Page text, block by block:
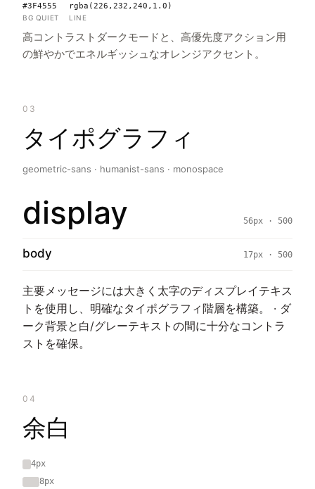
#3F4555
BG QUIET
rgba(226,232,240,1.0)
LINE
高コントラストダークモードと、高優先度アクション用
の鮮やかでエネルギッシュなオレンジアクセント。
03
タイポグラフィ
geometric-sans · humanist-sans · monospace
display 56px · 500
body 17px · 500
主要メッセージには大きく太字のディスプレイテキス
トを使用し、明確なタイポグラフィ階層を構築。 · ダ
ーク背景と白/グレーテキストの間に十分なコントラ
ストを確保。
04
余白
4px
8px